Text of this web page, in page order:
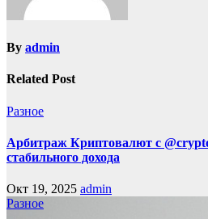
By admin
Related Post
Разное
Арбитраж Криптовалют с
стабильного дохода
Окт 19, 2025 admin
Разное